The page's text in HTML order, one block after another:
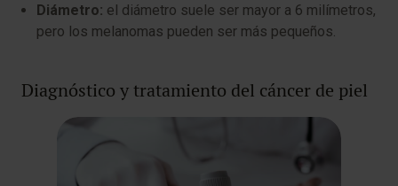
Diámetro: el diámetro suele ser mayor a 6 milímetros,
pero los melanomas pueden ser más pequeños.
Diagnóstico y tratamiento del cáncer de piel